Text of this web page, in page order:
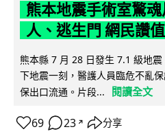
熊本地震手術室驚
人、逃生門 網民讚
熊本縣 7 月 28 日發生 7.1 級地
下地震一刻，醫護人員臨危不亂
保出口流通。片段...
閱讀全文
69 23 ↗ 分享